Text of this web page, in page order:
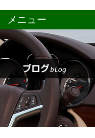
メニュー